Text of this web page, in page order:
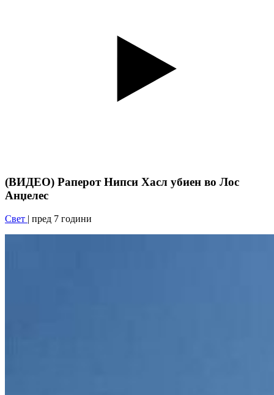
(ВИДЕО) Раперот Нипси Хасл убиен во Лос
Анџелес
Свет | пред 7 години